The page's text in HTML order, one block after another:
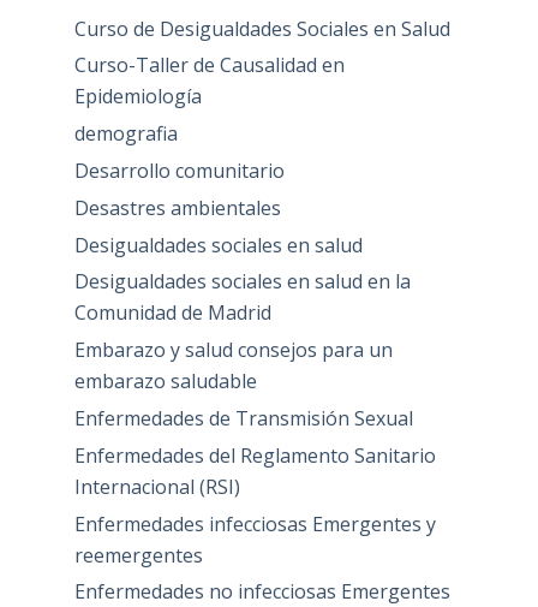
Curso de Desigualdades Sociales en Salud
Curso-Taller de Causalidad en
Epidemiología
demografia
Desarrollo comunitario
Desastres ambientales
Desigualdades sociales en salud
Desigualdades sociales en salud en la
Comunidad de Madrid
Embarazo y salud consejos para un
embarazo saludable
Enfermedades de Transmisión Sexual
Enfermedades del Reglamento Sanitario
Internacional (RSI)
Enfermedades infecciosas Emergentes y
reemergentes
Enfermedades no infecciosas Emergentes